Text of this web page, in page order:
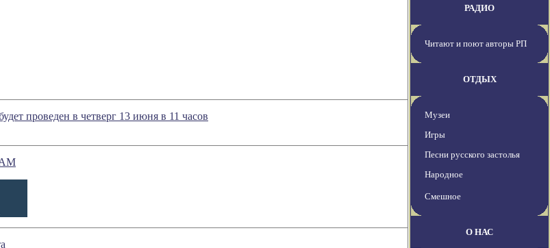
проведен в четверг 13 июня в 11 часов
РАДИО
Читают и поют авторы РП
ОТДЫХ
Музеи
Игры
Песни русского застолья
Народное
Смешное
О НАС